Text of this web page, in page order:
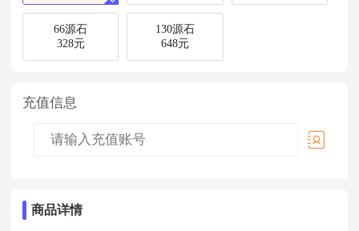
66源石
328元
130源石
648元
充值信息
商品详情